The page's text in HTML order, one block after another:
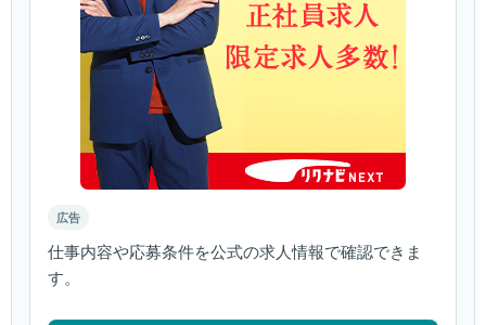
広告
仕事内容や応募条件を公式の求人情報で確認できま
す。